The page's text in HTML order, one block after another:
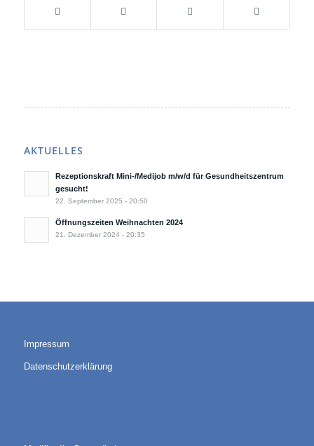
AKTUELLES
Rezeptionskraft Mini-/Medijob m/w/d für Gesundheitszentrum
gesucht!
22. September 2025 - 20:50
Öffnungszeiten Weihnachten 2024
21. Dezember 2024 - 20:35
Impressum
Datenschutzerklärung